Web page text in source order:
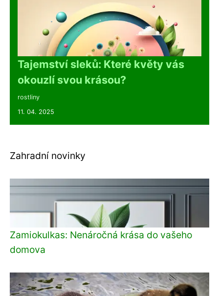
Tajemství sleků: Které květy vás
okouzlí svou krásou?
rostliny
11. 04. 2025
Zahradní novinky
Zamiokulkas: Nenáročná krása do vašeho
domova